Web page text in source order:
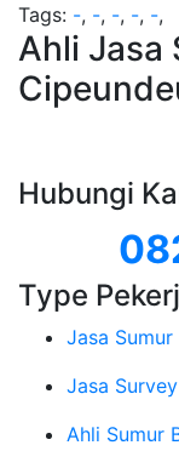
Tags: -, -, -, -, -,
Ahli Jasa
Hubungi
Type
Jasa
Jasa
Ahli Sumur